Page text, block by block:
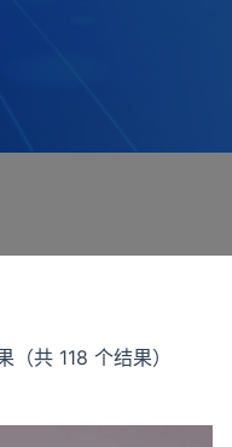
（共 118 个结果）